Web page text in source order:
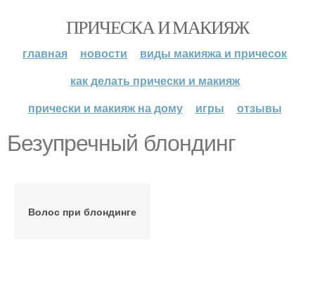
ПРИЧЕСКА И МАКИЯЖ
главная новости
виды макияжа и причесок
как делать прически и макияж
прически и макияж на дому
игры отзывы
Безупречный блондинг
Волос при блондинге